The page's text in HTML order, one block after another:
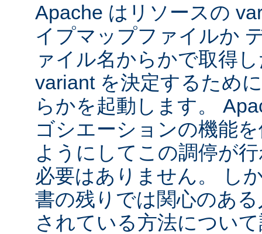
Apache はリソースの
イプマップファイルか
ァイル名からかで取得
variant を決定するため
らかを起動します。
ゴシエーションの機能
ようにしてこの調停が
必要はありません。 し
書の残りでは関心のあ
されている方法につい